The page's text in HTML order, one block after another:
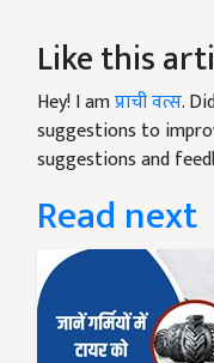
Like this
Hey! I amप्राची वत्स.
suggestions to
suggestions and
Read next